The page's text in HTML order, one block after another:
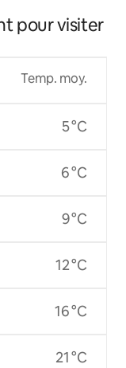
pour visiter
Temp. moy.
5 °C
6 °C
9 °C
12 °C
16 °C
21 °C